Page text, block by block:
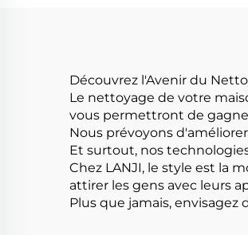
Découvrez l'Avenir du
Le nettoyage de votre
vous permettront de
Nous prévoyons
Et surtout, nos
Chez LANJI, le style est la
attirer les gens avec leurs
Plus que jamais, envisagez